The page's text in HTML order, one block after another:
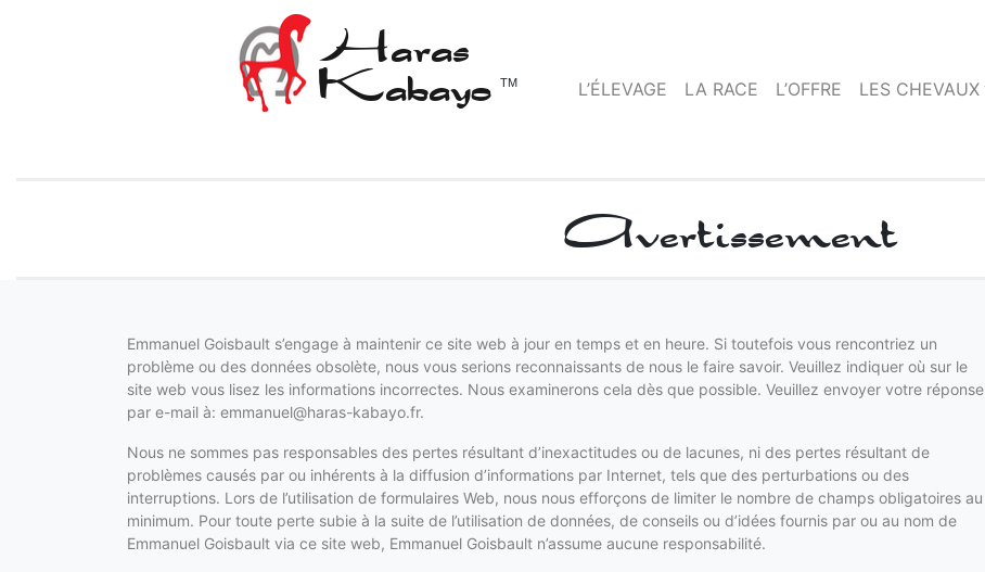
Haras
Kabayo TM L’ÉLEVAGE LA RACE L’OFFRE LES CHEVAUX
Avertissement
Emmanuel Goisbault s’engage à maintenir ce site web à jour en temps et en heure. Si toutefois vous rencontriez un
problème ou des données obsolète, nous vous serions reconnaissants de nous le faire savoir. Veuillez indiquer où sur le
site web vous lisez les informations incorrectes. Nous examinerons cela dès que possible. Veuillez envoyer votre réponse
par e-mail à: emmanuel@haras-kabayo.fr.
Nous ne sommes pas responsables des pertes résultant d’inexactitudes ou de lacunes, ni des pertes résultant de
problèmes causés par ou inhérents à la diffusion d’informations par Internet, tels que des perturbations ou des
interruptions. Lors de l’utilisation de formulaires Web, nous nous efforçons de limiter le nombre de champs obligatoires au
minimum. Pour toute perte subie à la suite de l’utilisation de données, de conseils ou d’idées fournis par ou au nom de
Emmanuel Goisbault via ce site web, Emmanuel Goisbault n’assume aucune responsabilité.